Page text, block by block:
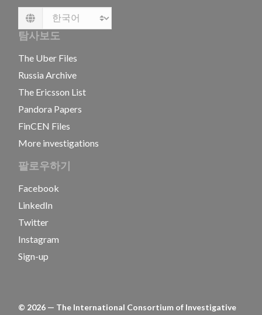
Language
탐사보도
The Uber Files
Russia Archive
The Ericsson List
Pandora Papers
FinCEN Files
More investigations
팔로우하기
Facebook
LinkedIn
Twitter
Instagram
Sign-up
© 2026 — The International Consortium of Investigative